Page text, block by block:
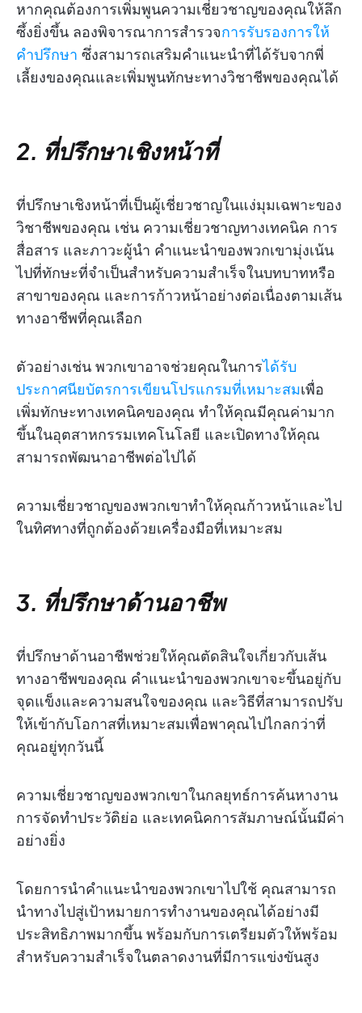
หากคุณต้องการเพิ่มพูนความเชี่ยวชาญของคุณให้ลึก
ซึ้งยิ่งขึ้น ลองพิจารณาการสำรวจการรับรองการให้
คำปรึกษา ซึ่งสามารถเสริมคำแนะนำที่ได้รับจากพี่
เลี้ยงของคุณและเพิ่มพูนทักษะทางวิชาชีพของคุณได้
2. ที่ปรึกษาเชิงหน้าที่
ที่ปรึกษาเชิงหน้าที่เป็นผู้เชี่ยวชาญในแง่มุมเฉพาะของ
วิชาชีพของคุณ เช่น ความเชี่ยวชาญทางเทคนิค การ
สื่อสาร และภาวะผู้นำ คำแนะนำของพวกเขามุ่งเน้น
ไปที่ทักษะที่จำเป็นสำหรับความสำเร็จในบทบาทหรือ
สาขาของคุณ และการก้าวหน้าอย่างต่อเนื่องตามเส้น
ทางอาชีพที่คุณเลือก
ตัวอย่างเช่น พวกเขาอาจช่วยคุณในการได้รับ
ประกาศนียบัตรการเขียนโปรแกรมที่เหมาะสมเพื่อ
เพิ่มทักษะทางเทคนิคของคุณ ทำให้คุณมีคุณค่ามาก
ขึ้นในอุตสาหกรรมเทคโนโลยี และเปิดทางให้คุณ
สามารถพัฒนาอาชีพต่อไปได้
ความเชี่ยวชาญของพวกเขาทำให้คุณก้าวหน้าและไป
ในทิศทางที่ถูกต้องด้วยเครื่องมือที่เหมาะสม
3. ที่ปรึกษาด้านอาชีพ
ที่ปรึกษาด้านอาชีพช่วยให้คุณตัดสินใจเกี่ยวกับเส้น
ทางอาชีพของคุณ คำแนะนำของพวกเขาจะขึ้นอยู่กับ
จุดแข็งและความสนใจของคุณ และวิธีที่สามารถปรับ
ให้เข้ากับโอกาสที่เหมาะสมเพื่อพาคุณไปไกลกว่าที่
คุณอยู่ทุกวันนี้
ความเชี่ยวชาญของพวกเขาในกลยุทธ์การค้นหางาน
การจัดทำประวัติย่อ และเทคนิคการสัมภาษณ์นั้นมีค่า
อย่างยิ่ง
โดยการนำคำแนะนำของพวกเขาไปใช้ คุณสามารถ
นำทางไปสู่เป้าหมายการทำงานของคุณได้อย่างมี
ประสิทธิภาพมากขึ้น พร้อมกับการเตรียมตัวให้พร้อม
สำหรับความสำเร็จในตลาดงานที่มีการแข่งขันสูง